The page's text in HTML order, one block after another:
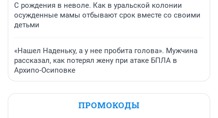
С рождения в неволе. Как в уральской колонии
осужденные мамы отбывают срок вместе со своими
детьми
«Нашел Наденьку, а у нее пробита голова». Мужчина
рассказал, как потерял жену при атаке БПЛА в
Архипо-Осиповке
ПРОМОКОДЫ